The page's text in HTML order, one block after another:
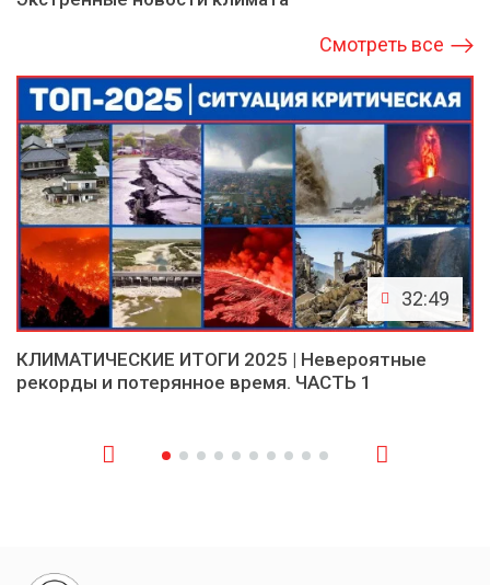
Смотреть все
32:49
КЛИМАТИЧЕСКИЕ ИТОГИ 2025 | Невероятные
рекорды и потерянное время. ЧАСТЬ 1